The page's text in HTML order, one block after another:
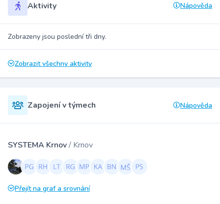
Aktivity Nápověda
Zobrazeny jsou poslední tři dny.
Zobrazit všechny aktivity
Zapojení v týmech Nápověda
SYSTEMA Krnov/ Krnov
Přejít na graf a srovnání